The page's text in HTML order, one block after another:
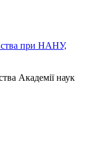
при НАНУ,
Академії наук